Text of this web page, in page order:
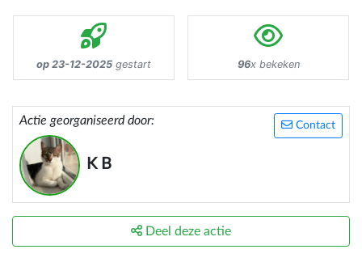
op 23-12-2025 gestart 96x bekeken
Contact
Actie georganiseerd door:
K B
Deel deze actie